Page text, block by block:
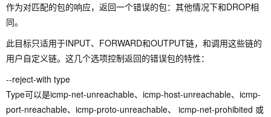
作为对匹配的包的响应，返回一个错误的包：其他情况下和DROP相
同。
此目标只适用于INPUT、FORWARD和OUTPUT链，和调用这些链的
用户自定义链。这几个选项控制返回的错误包的特性：
--reject-with type
Type可以是icmp-net-unreachable、icmp-host-unreachable、icmp-
port-nreachable、icmp-proto-unreachable、 icmp-net-prohibited 或